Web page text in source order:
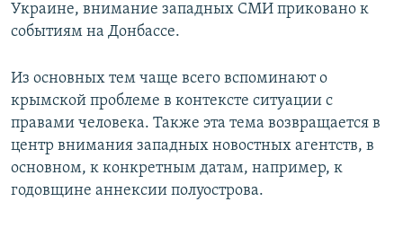
Украине, внимание западных СМИ приковано к
событиям на Донбассе.
Из основных тем чаще всего вспоминают о
крымской проблеме в контексте ситуации с
правами человека. Также эта тема возвращается в
центр внимания западных новостных агентств, в
основном, к конкретным датам, например, к
годовщине аннексии полуострова.